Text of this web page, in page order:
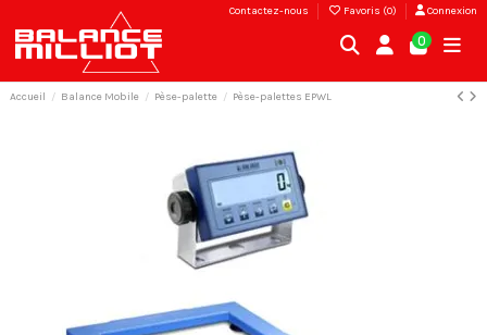
Contactez-nous Favoris (0) Connexion
0
Accueil Balance Mobile Pèse-palette Pèse-palettes EPWL